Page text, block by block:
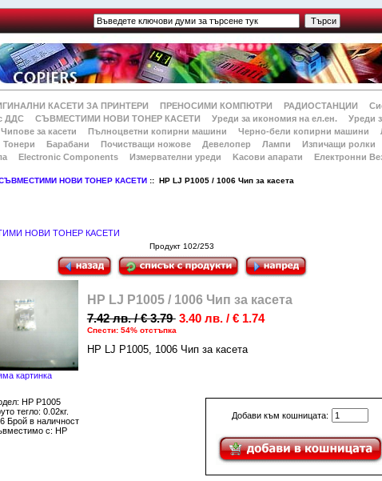
КАСЕТИ ЗА ПРИНТЕРИ ПРЕНОСИМИ КОМПЮТРИ РАДИОСТАНЦИИ
ДДС
СЪВМЕСТИМИ НОВИ ТОНЕР КАСЕТИ Уреди за икономия на ел.ен.
Уреди
Чипове за касети Пълноцветни копирни машини Черно-бели копирни машини
Тонери Барабани Почистващи ножове Девелопер Лампи Изпичащи ролки
Electronic Components Измервателни уреди Kасови апарати Електронни
НОВИ ТОНЕР КАСЕТИ :: HP LJ P1005 / 1006 Чип за касета
НОВИ ТОНЕР КАСЕТИ
Продукт 102/253
картинка
HP LJ P1005 / 1006 Чип за касета
7.42 лв. / € 3.79 3.40 лв. / € 1.74
Спести: 54% отстъпка
HP LJ P1005, 1006 Чип за касета
Добави към кошницата:
HP P1005
тегло: 0.02кг.
Брой в наличност
с: HP